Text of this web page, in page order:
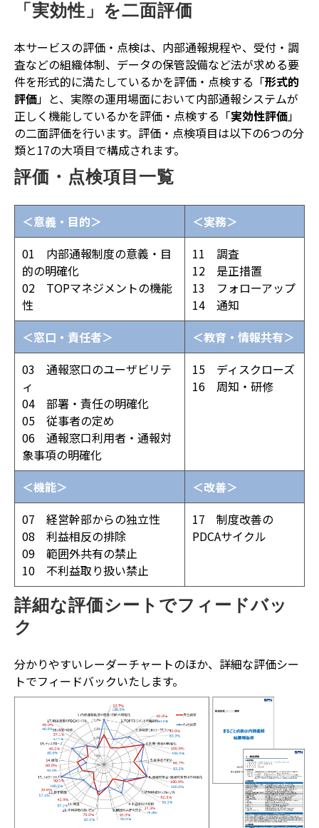
「実効性」を二面評価
本サービスの評価・点検は、内部通報規程や、受付・調
査などの組織体制、データの保管設備など法が求める要
件を形式的に満たしているかを評価・点検する「形式的
評価」と、実際の運用場面において内部通報システムが
正しく機能しているかを評価・点検する「実効性評価」
の二面評価を行います。評価・点検項目は以下の6つの分
類と17の大項目で構成されます。
評価・点検項目一覧
＜意義・目的＞
＜実務＞
01 内部通報制度の意義・目
的の明確化
02 TOPマネジメントの機能
性
11 調査
12 是正措置
13 フォローアップ
14 通知
＜窓口・責任者＞
＜教育・情報共有＞
03 通報窓口のユーザビリテ
ィ
04 部署・責任の明確化
05 従事者の定め
06 通報窓口利用者・通報対
象事項の明確化
15 ディスクローズ
16 周知・研修
＜機能＞
＜改善＞
07 経営幹部からの独立性
08 利益相反の排除
09 範囲外共有の禁止
10 不利益取り扱い禁止
17 制度改善の
PDCAサイクル
詳細な評価シートでフィードバッ
ク
分かりやすいレーダーチャートのほか、詳細な評価シー
トでフィードバックいたします。